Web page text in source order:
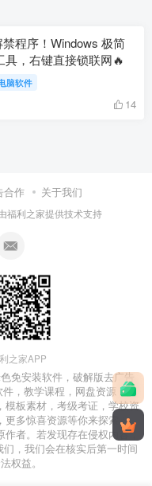
程序！Windows 极简
具，右键直接锁联网🔥
脑软件
14
合作 关于我们
福利之家提供技术支持
之家APP
免安装软件， 破解版去广告
件 ，教学课程，网盘资源，国
板素材，考级考证，学校资
更多惊喜资源等你来探索！
者。若发现存在侵权内容，
，我们会在核实后第一时间
权益。